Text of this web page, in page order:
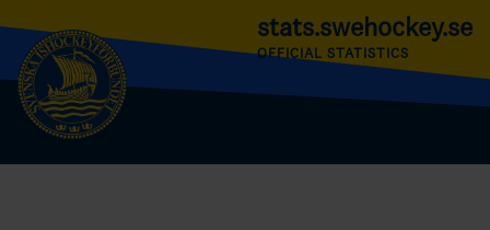
stats.swehockey.se
OFFICIAL STATISTICS